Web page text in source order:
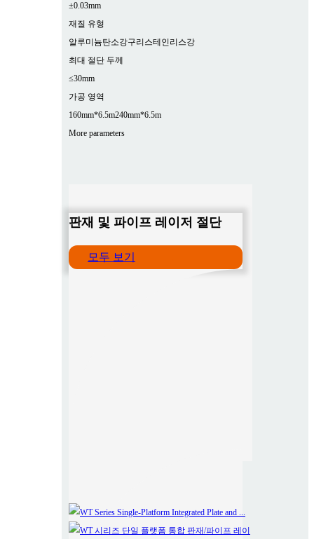
±0.03mm
재질 유형
알루미늄탄소강구리 스테인리스강
최대 절단 두께
≤30mm
가공 영역
160mm*6.5m240mm*6.5m
More parameters
판재 및 파이프 레이저 절단
모두 보기